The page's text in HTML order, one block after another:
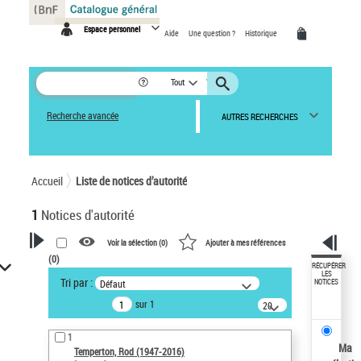
Espace personnel Aide Une question ? Historique
Tout
Recherche avancée AUTRES RECHERCHES
Accueil Liste de notices d’autorité
1 Notices d'autorité
VOTRE RECHERCHE
Recherche avancée dans les
notices d’autorité
Œuvres liées à l'auteur :
Temperton, Rod (1947-2016)
Voir la sélection (0) Ajouter à mes références
(0)
Tri par : Défaut
sur 1
20
résultats/page
1
Temperton, Rod (1947-2016)
RÉCUPÉRER
LES
NOTICES
Ma
Panneau de gestion des cookies